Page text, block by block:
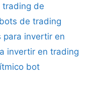
trading de
de trading
para invertir en
invertir en trading
bot